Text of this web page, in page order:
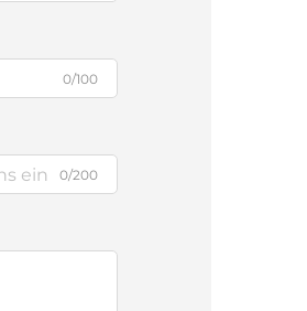
0/100
0/200